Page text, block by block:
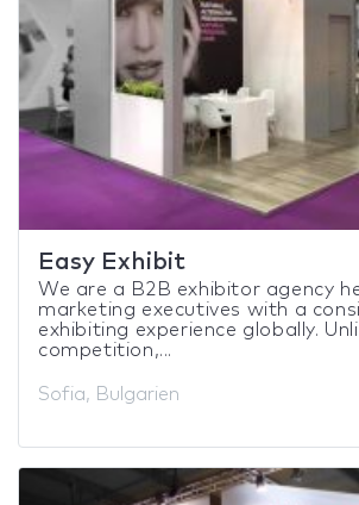
Easy Exhibit
We are a B2B exhibitor agency
marketing executives with a
exhibiting experience globally.
competition,...
Sofia, Bulgarien